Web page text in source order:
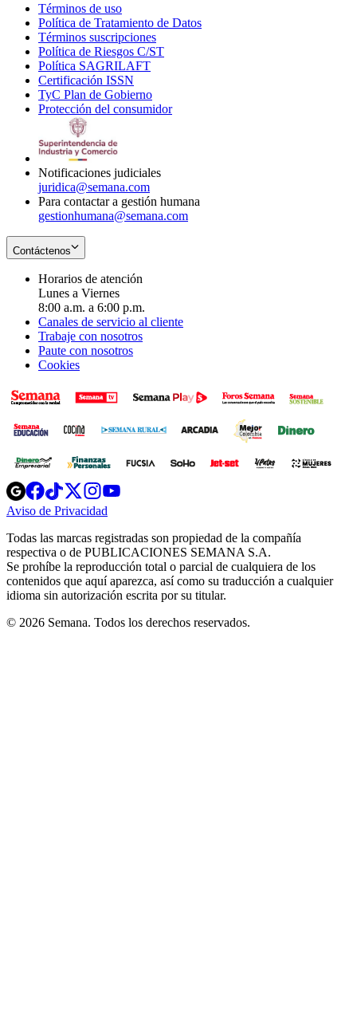
Términos de uso
in
new
window
Política de Tratamiento de Datos
Términos suscripciones
in
Política de Riesgos C/ST
Política SAGRILAFT
new
window
Certificación ISSN
in
new
TyC Plan de Gobierno
in
Protección del consumidorOpens
Notificaciones judiciales
juridica@semana.com
Para contactar a gestión humana
gestionhumana@semana.com
Contáctenos
Horarios de atención
Lunes a Viernes
8:00 a.m. a 6:00 p.m.
Canales de servicio al cliente
Trabaje con nosotros
Paute con nosotros
Cookies
Opens
in
new
Opens
in
new
Opens
in
new
window
Opens
new
windowwindow
Aviso de Privacidad
new
window
Todas las marcas registradas son propiedad de la compañía
respectiva o de PUBLICACIONES SEMANA S.A.
Se prohíbe la reproducción total o parcial de cualquiera de los
contenidos que aquí aparezca, así como su traducción a cualquier
idioma sin autorización escrita por su titular.
© 2026 Semana. Todos los derechos reservados.